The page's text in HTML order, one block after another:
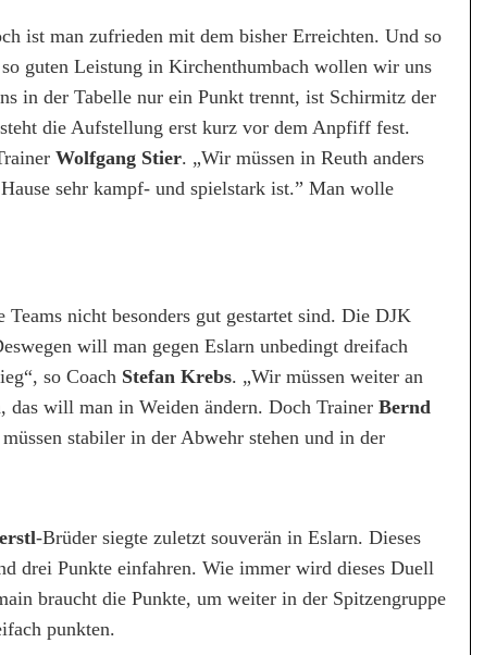
ist man zufrieden mit dem bisher Erreichten. Und so
guten Leistung in Kirchenthumbach wollen wir uns
in der Tabelle nur ein Punkt trennt, ist Schirmitz der
die Aufstellung erst kurz vor dem Anpfiff fest.
Wolfgang Stier. „Wir müssen in Reuth anders
sehr kampf- und spielstark ist.” Man wolle
Teams nicht besonders gut gestartet sind. Die DJK
will man gegen Eslarn unbedingt dreifach
so Coach Stefan Krebs. „Wir müssen weiter an
das will man in Weiden ändern. Doch Trainer Bernd
stabiler in der Abwehr stehen und in der
-Brüder siegte zuletzt souverän in Eslarn. Dieses
drei Punkte einfahren. Wie immer wird dieses Duell
braucht die Punkte, um weiter in der Spitzengruppe
punkten.